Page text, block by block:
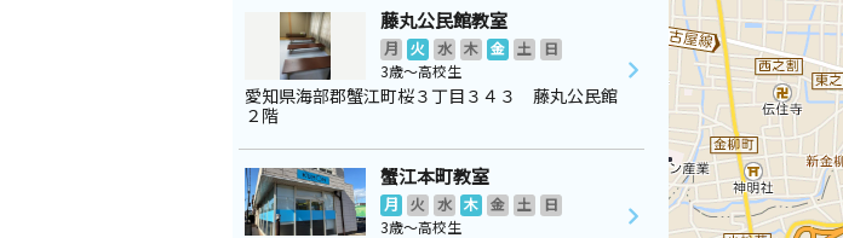
藤丸公民館教室
月 火 水 木 金 土
日
3歳～高校生
愛知県海部郡蟹江町桜３丁目３４３ 藤丸公民館
２階
蟹江本町教室
月 火 水 木 金 土
日
3歳～高校生